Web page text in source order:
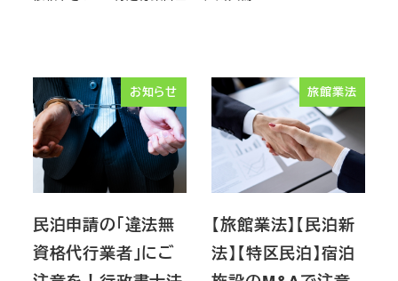
お知らせ
民泊申請の「違法無
資格代行業者」にご
旅館業法
【旅館業法】【民泊新
法】【特区民泊】宿泊